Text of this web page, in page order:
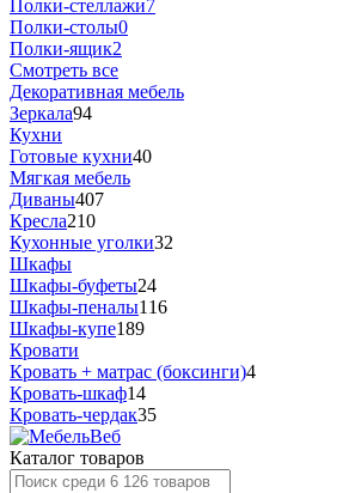
Полки-стеллажи7
Полки-столы0
Полки-ящик2
Смотреть все
Декоративная мебель
Зеркала94
Кухни
Готовые кухни40
Мягкая мебель
Диваны407
Кресла210
Кухонные уголки32
Шкафы
Шкафы-буфеты24
Шкафы-пеналы116
Шкафы-купе189
Кровати
Кровать + матрас (боксинги)4
Кровать-шкаф14
Кровать-чердак35
Каталог товаров